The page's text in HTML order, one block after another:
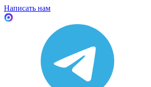
Написать нам